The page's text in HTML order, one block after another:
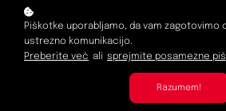
Spoznali smo posebnosti
Z. V drugem delu srečanja
kakšno je trenutno nakupno
uporabnikov v Sloveniji, kje se
Piškotke uporabljamo, da vam zagotovimo
ustrezno komunikacijo.
Preberite več ali sprejmite posamezne
Razumem!